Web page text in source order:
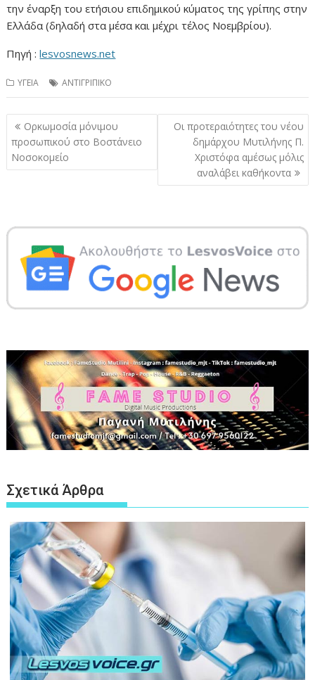
την έναρξη του ετήσιου επιδημικού κύματος της γρίπης στην
Ελλάδα (δηλαδή στα μέσα και μέχρι τέλος Νοεμβρίου).
Πηγή :lesvosnews.net
ΥΓΕΙΑ ΑΝΤΙΓΡΙΠΙΚΟ
Πλοήγηση
άρθρων
Ορκωμοσία μόνιμου
προσωπικού στο Βοστάνειο
Νοσοκομείο
Οι προτεραιότητες του νέου
δημάρχου Μυτιλήνης Π.
Χριστόφα αμέσως μόλις
αναλάβει καθήκοντα
Σχετικά Άρθρα